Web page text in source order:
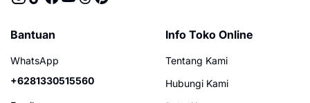
Bantuan
WhatsApp
+6281330515560
Info Toko Online
Tentang Kami
Hubungi Kami